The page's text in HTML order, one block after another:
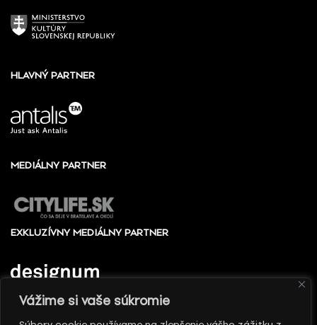
Vážime si vaše súkromie
HLAVNÝ PARTNER
MEDIÁLNY PARTNER
EXKLUZÍVNY MEDIÁLNY PARTNER